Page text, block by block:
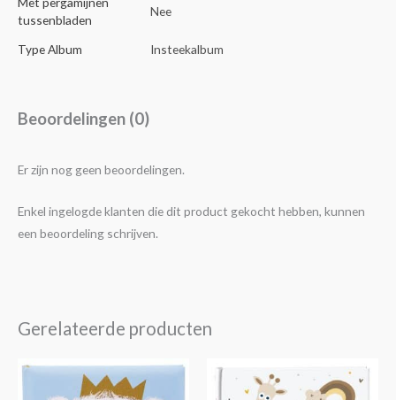
tussenbladen
Nee
Type Album Insteekalbum
Beoordelingen (0)
Er zijn nog geen beoordelingen.
Enkel ingelogde klanten die dit product gekocht hebben, kunnen
een beoordeling schrijven.
Gerelateerde producten